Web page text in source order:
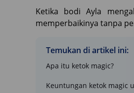
Ketika bodi Ayla
memperbaikinya tanpa
Temukan di artikel ini:
Apa itu ketok magic?
Keuntungan ketok magic